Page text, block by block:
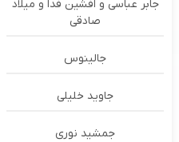
جابر عباسی و افشین فدا و میلاد
صادقی
جالینوس
جاوید خلیلی
جمشید نوری